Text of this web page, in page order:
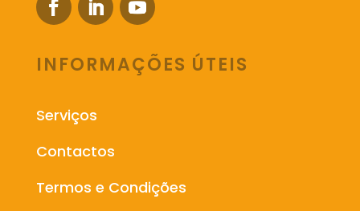
INFORMAÇÕES ÚTEIS
Serviços
Contactos
Termos e Condições